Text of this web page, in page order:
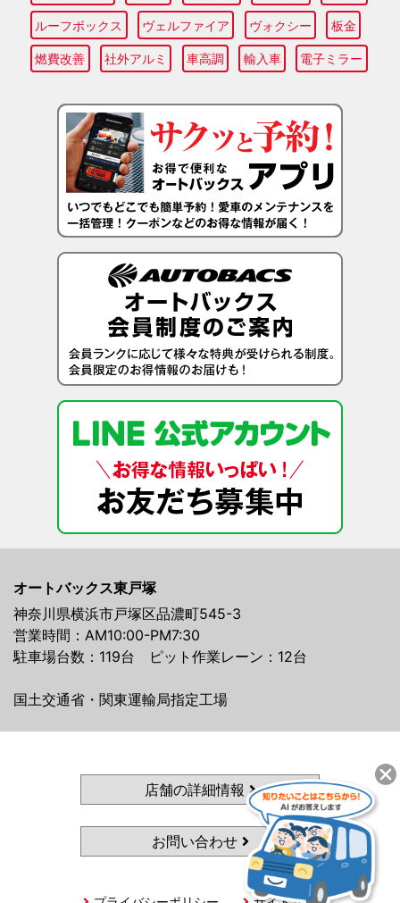
ルーフボックス ヴェルファイア ヴォクシー 板金
燃費改善 社外アルミ 車高調 輸入車 電子ミラー
オートバックス東戸塚
神奈川県横浜市戸塚区品濃町545-3
営業時間：AM10:00-PM7:30
駐車場台数：119台 ピット作業レーン：12台
国土交通省・関東運輸局指定工場
店舗の詳細情報
お問い合わせ